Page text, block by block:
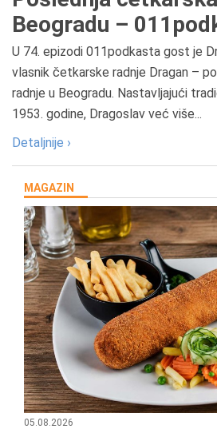
Beogradu –
U 74. epizodi 011podkasta gost je
vlasnik četkarske radnje Dragan –
radnje u Beogradu. Nastavljajući
1953. godine, Dragoslav već više...
Detaljnije ›
MAGAZIN
05.08.2026